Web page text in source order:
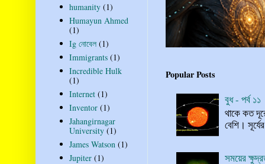
Popular Posts
বুধ - পর্ব ১১
থাকে কত
বেশি।
সময়ের
humanity (1)
Humayun Ahmed
(1)
Ig নোবেল (1)
Immigrants (1)
Incredible Hulk
(1)
Internet (1)
Inventor (1)
Jahangirnagar
University (1)
James Watson (1)
Jupiter (1)